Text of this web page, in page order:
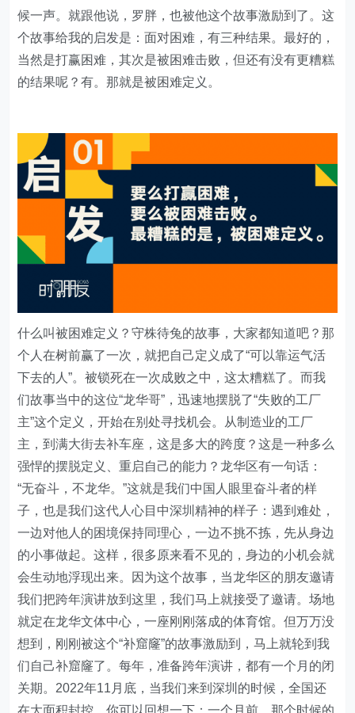
候一声。就跟他说，罗胖，也被他这个故事激励到了。这
个故事给我的启发是：面对困难，有三种结果。最好的，
当然是打赢困难，其次是被困难击败，但还有没有更糟糕
的结果呢？有。那就是被困难定义。
什么叫被困难定义？守株待兔的故事，大家都知道吧？那
个人在树前赢了一次，就把自己定义成了“可以靠运气活
下去的人”。被锁死在一次成败之中，这太糟糕了。而我
们故事当中的这位“龙华哥”，迅速地摆脱了“失败的工厂
主”这个定义，开始在别处寻找机会。从制造业的工厂
主，到满大街去补车座，这是多大的跨度？这是一种多么
强悍的摆脱定义、重启自己的能力？龙华区有一句话：
“无奋斗，不龙华。”这就是我们中国人眼里奋斗者的样
子，也是我们这代人心目中深圳精神的样子：遇到难处，
一边对他人的困境保持同理心，一边不挑不拣，先从身边
的小事做起。这样，很多原来看不见的，身边的小机会就
会生动地浮现出来。因为这个故事，当龙华区的朋友邀请
我们把跨年演讲放到这里，我们马上就接受了邀请。场地
就定在龙华文体中心，一座刚刚落成的体育馆。但万万没
想到，刚刚被这个“补窟窿”的故事激励到，马上就轮到我
们自己补窟窿了。每年，准备跨年演讲，都有一个月的闭
关期。2022年11月底，当我们来到深圳的时候，全国还